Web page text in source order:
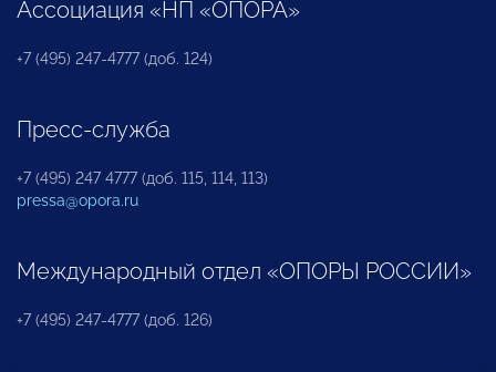
Ассоциация «НП «ОПОРА»
+7 (495) 247-4777 (доб. 124)
Пресс-служба
+7 (495) 247 4777 (доб. 115, 114, 113)
pressa@opora.ru
Международный отдел «ОПОРЫ РОССИИ»
+7 (495) 247-4777 (доб. 126)